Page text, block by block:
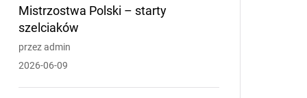
Mistrzostwa Polski – starty
szelciaków
przez admin
2026-06-09